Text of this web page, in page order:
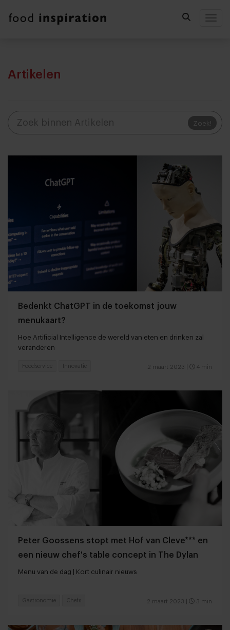
Artikelen
Zoek!
Bedenkt ChatGPT in de toekomst jouw
menukaart?
Hoe Artificial Intelligence de wereld van eten en drinken zal
veranderen
2 maart 2023 4 min
Foodservice Innovatie
Peter Goossens stopt met Hof van Cleve*** en
een nieuw chef's table concept in The Dylan
Menu van de dag | Kort culinair nieuws
2 maart 2023 3 min
Gastronomie Chefs